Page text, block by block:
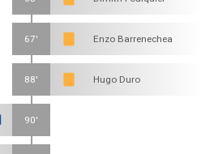
67' Enzo Barrenechea
88' Hugo Duro
90'